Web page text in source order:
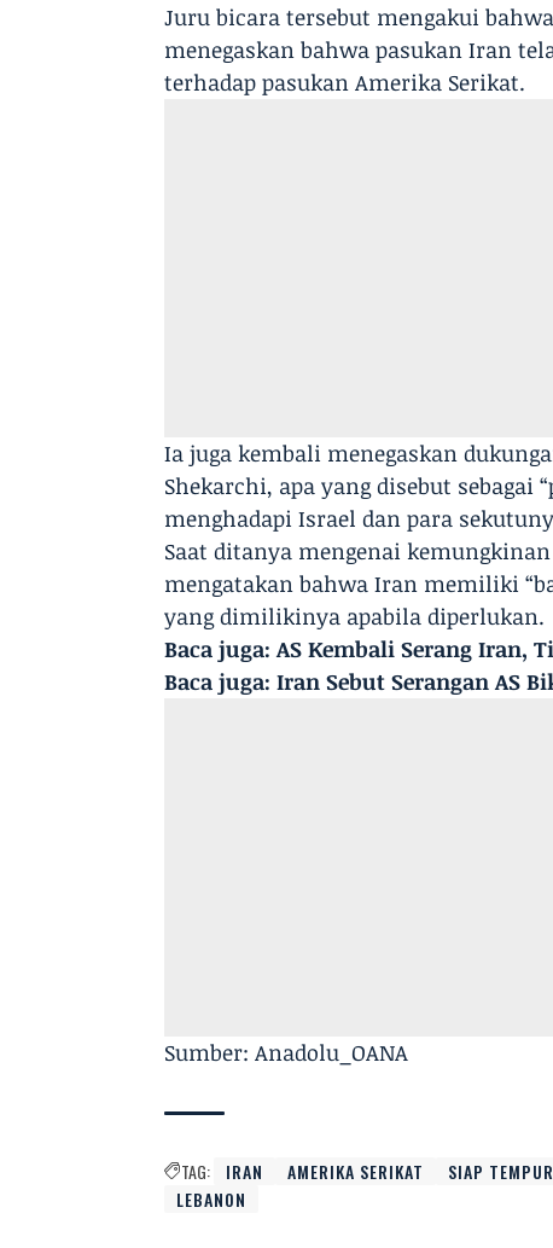
Juru bicara tersebut mengakui
menegaskan bahwa pasukan Iran
terhadap pasukan Amerika Serikat.
Ia juga kembali menegaskan
Shekarchi, apa yang disebut sebagai
menghadapi Israel dan para
Saat ditanya mengenai
mengatakan bahwa Iran memiliki
yang dimilikinya apabila diperlukan.
Baca juga:AS Kembali Serang Iran,
Baca juga:Iran Sebut Serangan AS
Sumber: Anadolu_OANA
TAG: IRAN AMERIKA SERIKAT SIAP TEMPUR
LEBANON